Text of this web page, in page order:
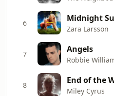
6 Midnight
Zara Larsson
7 Angels
Robbie
8 End of the
Miley Cyrus